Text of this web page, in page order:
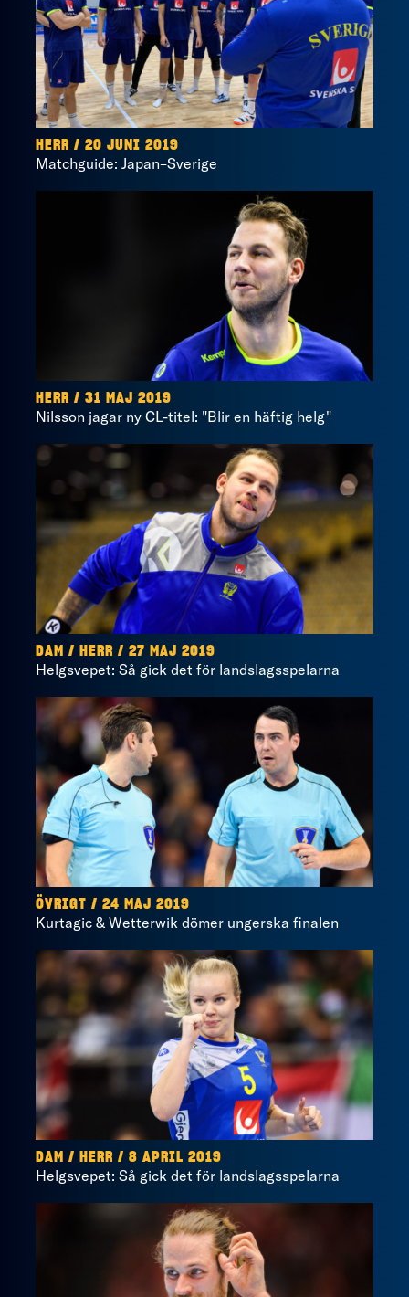
HERR / 20 JUNI 2019
Matchguide: Japan–Sverige
HERR / 31 MAJ 2019
Nilsson jagar ny CL-titel: "Blir en häftig helg"
DAM / HERR / 27 MAJ 2019
Helgsvepet: Så gick det för landslagsspelarna
ÖVRIGT / 24 MAJ 2019
Kurtagic & Wetterwik dömer ungerska finalen
DAM / HERR / 8 APRIL 2019
Helgsvepet: Så gick det för landslagsspelarna